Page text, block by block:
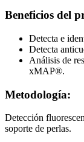
Beneficios del
Detecta e
Detecta
Análisis de
xMAP®.
Metodología:
Detección
soporte de perlas.